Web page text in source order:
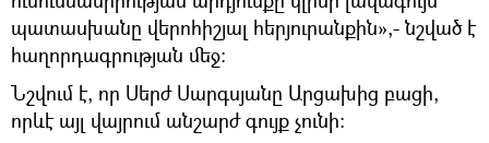
պատասխանը վերոհիշյալ հերյուրանքին»,- նշված է
հաղորդագրության մեջ:
Նշվում է, որ Սերժ Սարգսյանը Արցախից բացի,
որևէ այլ վայրում անշարժ գույք չունի: